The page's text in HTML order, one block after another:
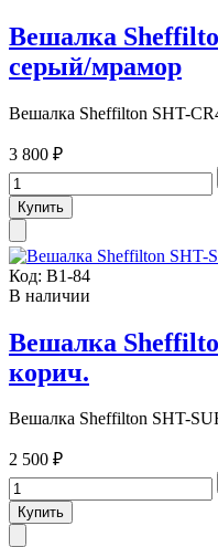
Вешалка
серый/мрамор
Вешалка Sheffilton SHT-
3 800 ₽
Код: В1-84
В наличии
Вешалка
корич.
Вешалка Sheffilton SHT-
2 500 ₽